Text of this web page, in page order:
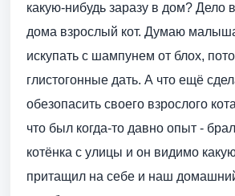
какую-нибудь заразу в дом? Дело
дома взрослый кот. Думаю
искупать с шампунем от блох,
глистогонные дать. А что ещё
обезопасить своего взрослого
что был когда-то давно опыт -
котёнка с улицы и он видимо
притащил на себе и наш